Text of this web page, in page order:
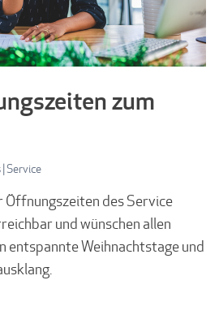
zum
|Service
des Service
und wünschen allen
entspannte Weihnachtstage und